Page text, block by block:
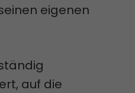
eigenen
auf die